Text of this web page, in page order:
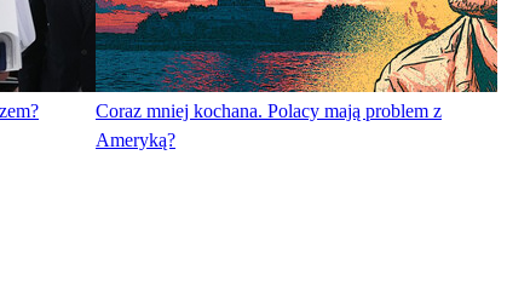
Coraz mniej kochana. Polacy mają problem z
Ameryką?